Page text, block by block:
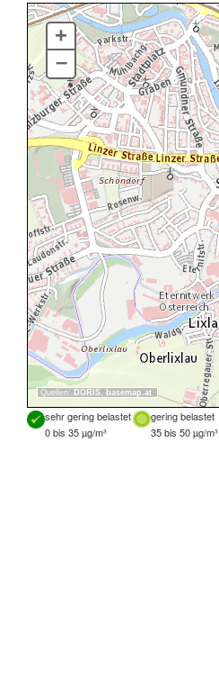
Quellen: DORIS, basemap.at
+
–
sehr gering belastet gering belastet
0 bis 35 µg/m³
35 bis 50 µg/m³